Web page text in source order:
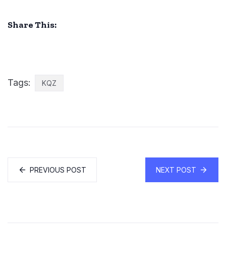
Share This:
Tags: KQZ
PREVIOUS POST NEXT POST